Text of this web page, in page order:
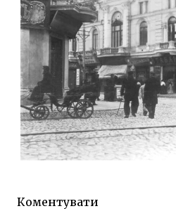
ЖИТОМИР
Коментувати